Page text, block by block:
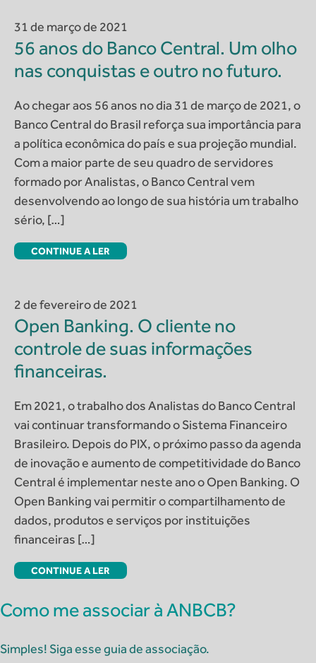
31 de março de 2021
56 anos do Banco Central. Um olho
nas conquistas e outro no futuro.
Ao chegar aos 56 anos no dia 31 de março de 2021, o
Banco Central do Brasil reforça sua importância para
a política econômica do país e sua projeção mundial.
Com a maior parte de seu quadro de servidores
formado por Analistas, o Banco Central vem
desenvolvendo ao longo de sua história um trabalho
sério, […]
CONTINUE A LER
2 de fevereiro de 2021
Open Banking. O cliente no
controle de suas informações
financeiras.
Em 2021, o trabalho dos Analistas do Banco Central
vai continuar transformando o Sistema Financeiro
Brasileiro. Depois do PIX, o próximo passo da agenda
de inovação e aumento de competitividade do Banco
Central é implementar neste ano o Open Banking. O
Open Banking vai permitir o compartilhamento de
dados, produtos e serviços por instituições
financeiras […]
CONTINUE A LER
Como me associar à ANBCB?
Simples! Siga esse guia de associação.